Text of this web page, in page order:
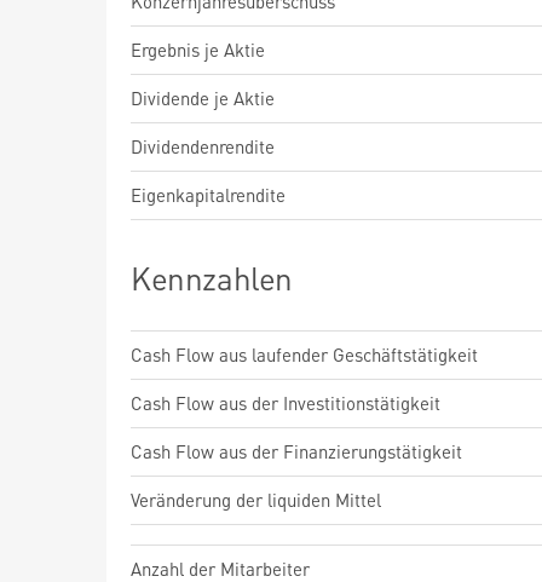
Ergebnis je Aktie
Dividende je Aktie
Dividendenrendite
Eigenkapitalrendite
Kennzahlen
Cash Flow aus laufender Geschäftstätigkeit
Cash Flow aus der Investitionstätigkeit
Cash Flow aus der Finanzierungstätigkeit
Veränderung der liquiden Mittel
Anzahl der Mitarbeiter